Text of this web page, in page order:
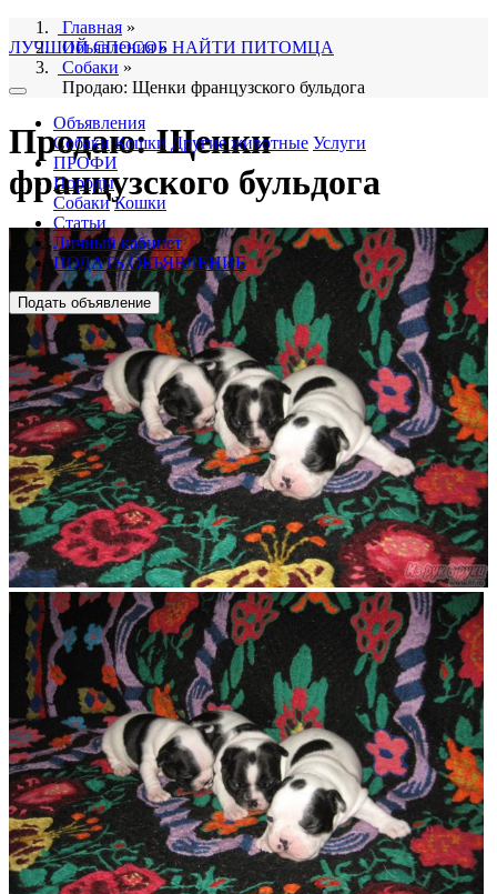
ЛУЧШИЙ СПОСОБ НАЙТИ ПИТОМЦА
Объявления
Собаки Кошки Другие животные Услуги
ПРОФИ
Породы
Собаки Кошки
Статьи
Личный кабинет
ПОДАТЬ ОБЪЯВЛЕНИЕ
Подать объявление
Главная »
Объявления»
Собаки »
Продаю: Щенки французского бульдога
Продаю: Щенки
французского бульдога